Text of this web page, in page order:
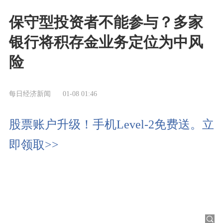
保守型投资者不能参与？多家
银行将积存金业务定位为中风
险
每日经济新闻 01-08 01:46
股票账户升级！手机Level-2免费送。立
即领取>>